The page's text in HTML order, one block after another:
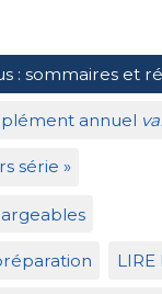
: sommaires et
annuel
série »
LIRE